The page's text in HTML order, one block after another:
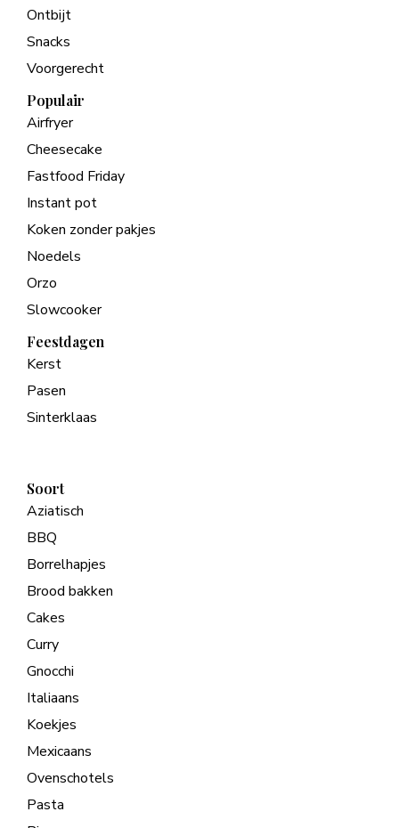
Ontbijt
Snacks
Voorgerecht
Populair
Airfryer
Cheesecake
Fastfood Friday
Instant pot
Koken zonder pakjes
Noedels
Orzo
Slowcooker
Feestdagen
Kerst
Pasen
Sinterklaas
Soort
Aziatisch
BBQ
Borrelhapjes
Brood bakken
Cakes
Curry
Gnocchi
Italiaans
Koekjes
Mexicaans
Ovenschotels
Pasta